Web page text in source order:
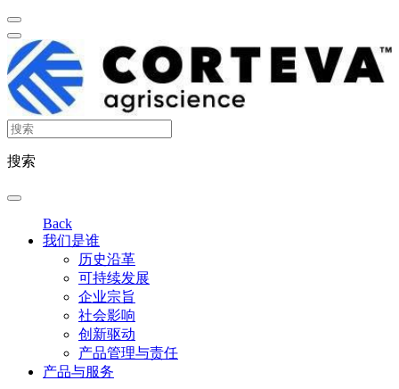
搜索
Back
我们是谁
历史沿革
可持续发展
企业宗旨
社会影响
创新驱动
产品管理与责任
产品与服务